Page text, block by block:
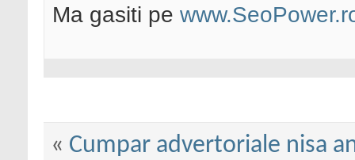
Ma gasiti pe
« Cumpar advertoriale nisa